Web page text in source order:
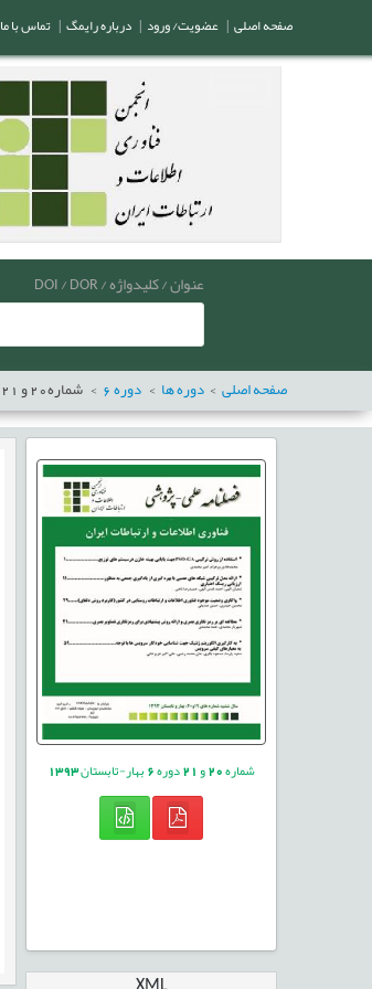
عنوان / کلیدواژه / DOI / DOR
صفحه اصلی دوره ها دوره شماره20و21
شماره20و21دوره6بهار-تابستان1393
صفحه اصلی | عضویت/ ورود | درباره رایمگ | تماس با ما